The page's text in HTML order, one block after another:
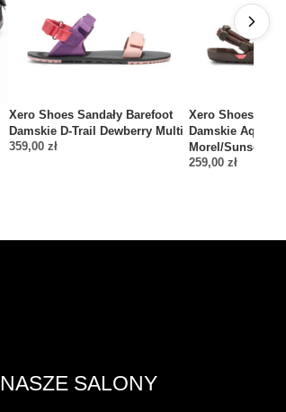
Xero Shoes Sandały Barefoot
Damskie D-Trail Dewberry Multi
359,00 zł
Xero Shoes
Damskie Aqua
Morel/Sunset
259,00 zł
NASZE SALONY